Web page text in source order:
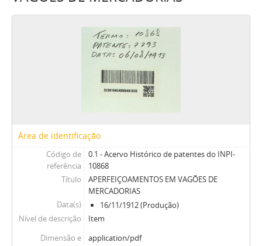
Área de identificação
Código de
referência
0.1 - Acervo Histórico de patentes do INPI-
10868
Título
APERFEIÇOAMENTOS EM VAGÕES DE
MERCADORIAS
Data(s)
16/11/1912 (Produção)
Nível de descrição
Item
Dimensão e
application/pdf